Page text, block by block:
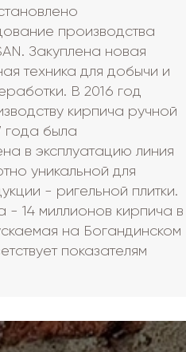
производства
Закуплена новая
техника для добычи и
В 2016 год
кирпича ручной
года была
в эксплуатацию линия
уникальной для
- ригельной плитки.
14 миллионов кирпича в
на Богандинском
показателям